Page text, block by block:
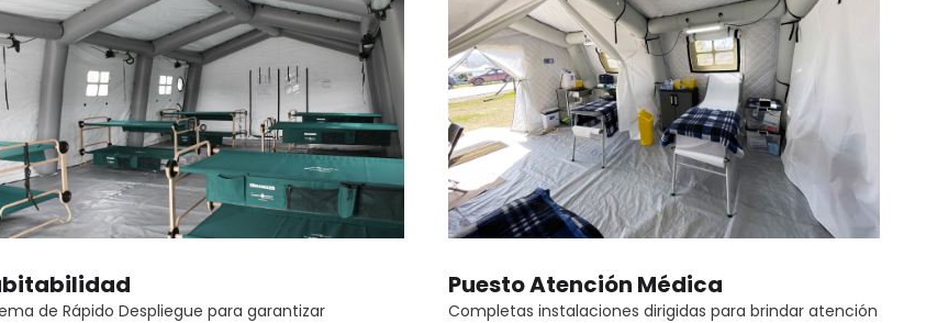
de Rápido Despliegue para garantizar
Puesto Atención Médica
Completas instalaciones dirigidas para brindar atención